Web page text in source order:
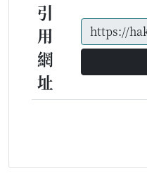
引
用
網
址